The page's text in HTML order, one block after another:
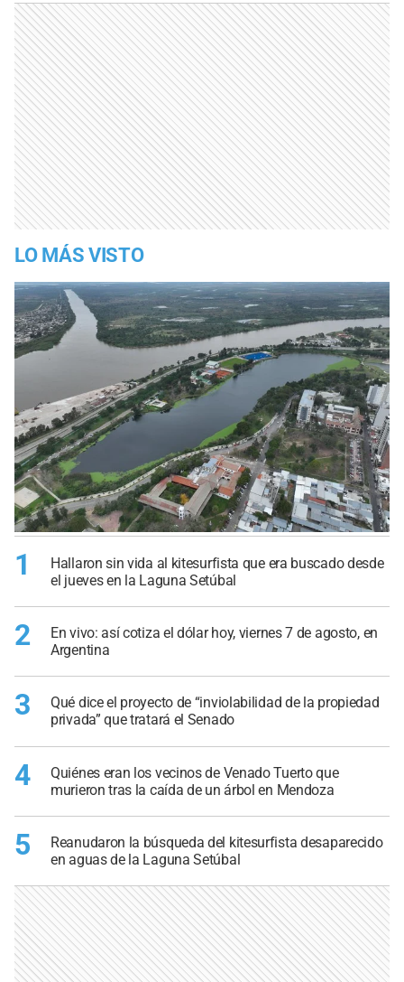
LO MÁS VISTO
1
Hallaron sin vida al kitesurfista que era buscado desde
el jueves en la Laguna Setúbal
2
En vivo: así cotiza el dólar hoy, viernes 7 de agosto, en
Argentina
3
Qué dice el proyecto de “inviolabilidad de la propiedad
privada” que tratará el Senado
4
Quiénes eran los vecinos de Venado Tuerto que
murieron tras la caída de un árbol en Mendoza
5
Reanudaron la búsqueda del kitesurfista desaparecido
en aguas de la Laguna Setúbal